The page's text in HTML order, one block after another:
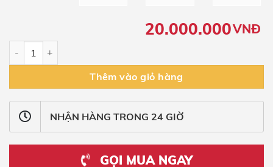
20.000.000VNĐ
Thêm vào giỏ hàng
NHẬN HÀNG TRONG 24 GIỜ
GỌI MUA NGAY